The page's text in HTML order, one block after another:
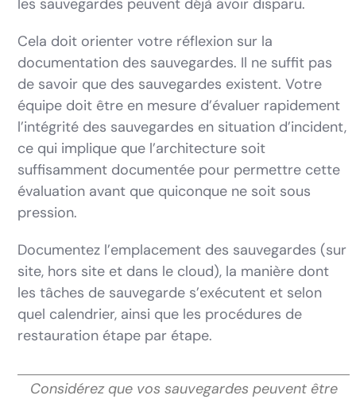
Cela doit orienter votre réflexion sur la
documentation des sauvegardes. Il ne suffit pas
de savoir que des sauvegardes existent. Votre
équipe doit être en mesure d’évaluer rapidement
l’intégrité des sauvegardes en situation d’incident,
ce qui implique que l’architecture soit
suffisamment documentée pour permettre cette
évaluation avant que quiconque ne soit sous
pression.
Documentez l’emplacement des sauvegardes (sur
site, hors site et dans le cloud), la manière dont
les tâches de sauvegarde s’exécutent et selon
quel calendrier, ainsi que les procédures de
restauration étape par étape.
Considérez que vos sauvegardes peuvent être